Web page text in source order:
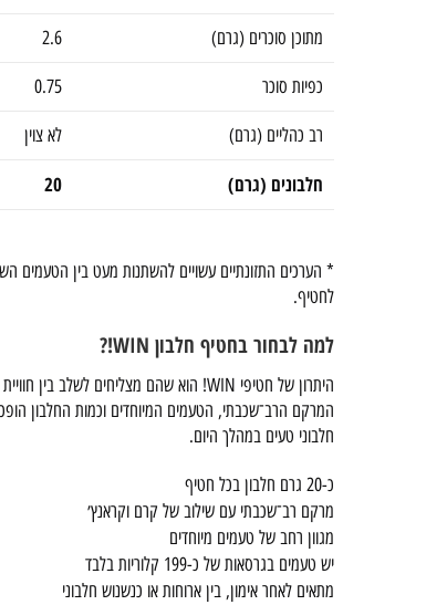
מתוכן סוכרים (גרם) 2.6
כפיות סוכר 0.75
רב כהליים (גרם) לא צוין
חלבונים (גרם) 20
לחטיף.
למה לבחור בחטיף חלבון WIN!?
היתרון של חטיפי WIN! הוא שהם מצליחים לשלב בין חוויית קינוח אמיתית לבין חטיף חלבון נוח לשימוש יומיומי.
המרקם הרב־שכבתי, הטעמים המיוחדים וכמות החלבון
חלבוני טעים במהלך היום.
כ-20 גרם חלבון בכל חטיף
מרקם רב־שכבתי עם שילוב של קרם וקראנץ׳
מגוון רחב של טעמים מיוחדים
יש טעמים בגרסאות של כ-199 קלוריות בלבד
מתאים לאחר אימון, בין ארוחות או כנשנוש חלבוני